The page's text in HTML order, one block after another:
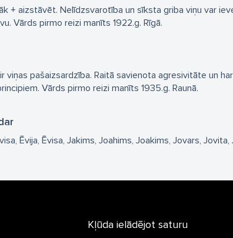
+ aizstāvēt. Nelīdzsvarotība un sīksta griba viņu var
Vārds pirmo reizi manīts 1922.g. Rīgā.
viņas pašaizsardzība. Raitā savienota agresivitāte un
Vārds pirmo reizi manīts 1935.g. Raunā.
Ēvija Ēvisa Jakims Joahims Joakims Jovars Jovita
Kļūda ielādējot saturu